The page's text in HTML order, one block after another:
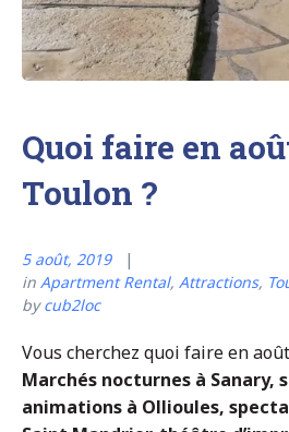
Quoi faire en
Toulon ?
5 août, 2019
in Apartment Rental, Attractions,
bycub2loc
Vous cherchez quoi faire en
Marchés nocturnes à Sanary,
animations à Ollioules,